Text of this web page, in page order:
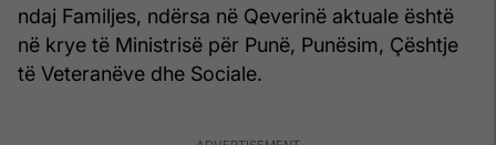
ndaj Familjes, ndërsa në Qeverinë aktuale është
në krye të Ministrisë për Punë, Punësim, Çështje
të Veteranëve dhe Sociale.